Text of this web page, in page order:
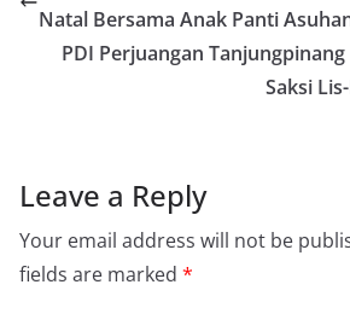
Natal Bersama Anak Panti
PDI Perjuangan
Saksi
Leave a Reply
Your email address will not be
fields are marked *